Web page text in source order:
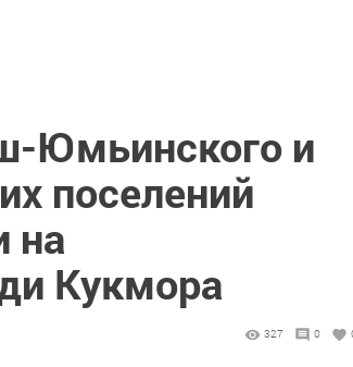
Юмьинского и
поселений
на
Кукмора
327 0